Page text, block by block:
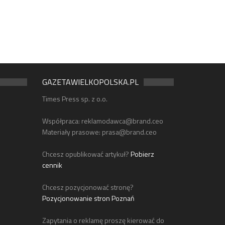
GAZETAWIELKOPOLSKA.PL
Times Press sp. z o.o.
Współpraca: reklamodawca@brand.ceo
Materiały prasowe: prasa@brand.ceo
Chcesz opublikować artykuł?Pobierz
cennik
Chcesz pozycjonować stronę?
Pozycjonowanie stron Poznań
Zapytania o reklamę proszę kierować do